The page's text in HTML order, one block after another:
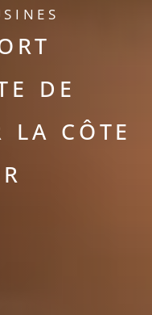
DE
LA CÔTE